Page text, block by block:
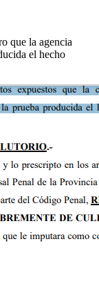
que la agencia
el hecho